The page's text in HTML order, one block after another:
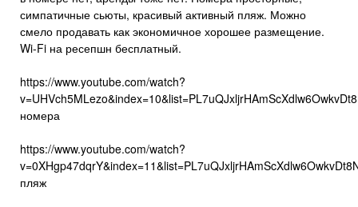
симпатичные сьюты, красивый активный пляж. Можно
смело продавать как экономичное хорошее размещение.
Wi-Fi на ресепшн бесплатный.
https://www.youtube.com/watch?
номера
https://www.youtube.com/watch?
пляж